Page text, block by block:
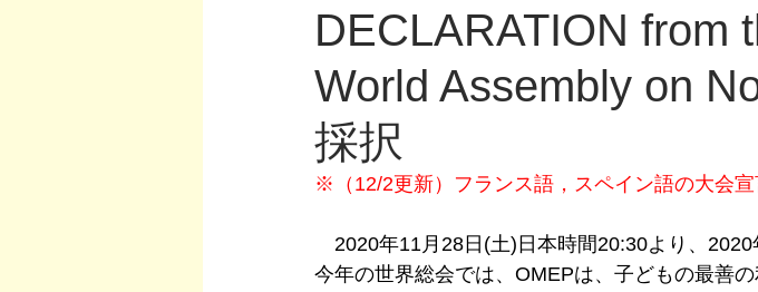
DECLARATION from
World Assembly on
採択
※（12/2更新）フランス語，スペイン語の大会宣
2020年11月28日(土)日本時間20:30より、2020
今年の世界総会では、OMEPは、子どもの最善